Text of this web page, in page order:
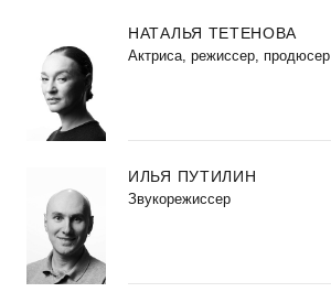
НАТАЛЬЯ ТЕТЕНОВА
Актриса, режиссер, продюсер
ИЛЬЯ ПУТИЛИН
Звукорежиссер